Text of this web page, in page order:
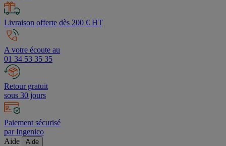
Livraison offerte dès 200 € HT
A votre écoute au
01 34 53 35 35
Retour gratuit
sous 30 jours
Paiement sécurisé
par Ingenico
Aide
Aide